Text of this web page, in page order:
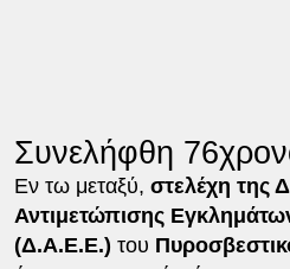
Συνελήφθη
Εν τω μεταξύ, στελέχη της
Αντιμετώπισης
(Δ.Α.Ε.Ε.) του